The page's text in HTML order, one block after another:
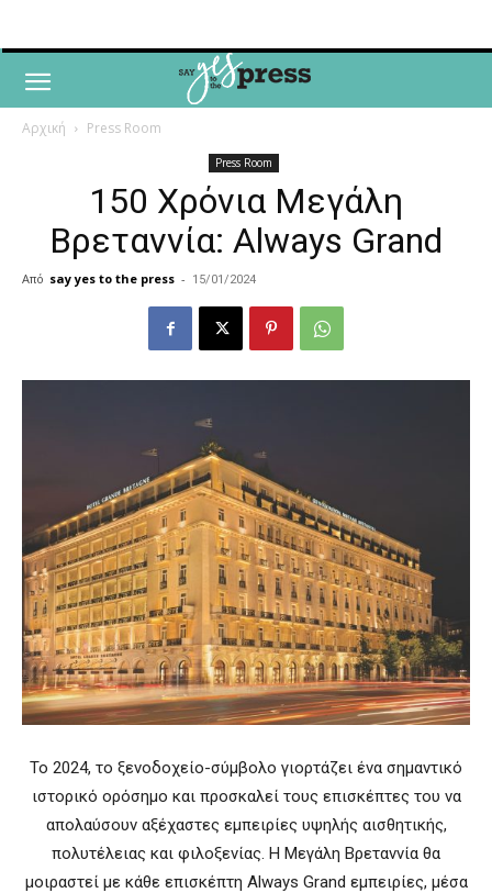
Αρχική Press Room
Press Room
150 Χρόνια Μεγάλη
Βρεταννία: Always Grand
Από say yes to the press - 15/01/2024
Το 2024, το ξενοδοχείο-σύμβολο γιορτάζει ένα σημαντικό
ιστορικό ορόσημο και προσκαλεί τους επισκέπτες του να
απολαύσουν αξέχαστες εμπειρίες υψηλής αισθητικής,
πολυτέλειας και φιλοξενίας. Η Μεγάλη Βρεταννία θα
μοιραστεί με κάθε επισκέπτη Always Grand εμπειρίες, μέσα